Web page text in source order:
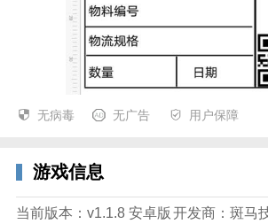
无病毒 无广告 用户保障
游戏信息
当前版本：v1.1.8 安卓版 开发商：斑马